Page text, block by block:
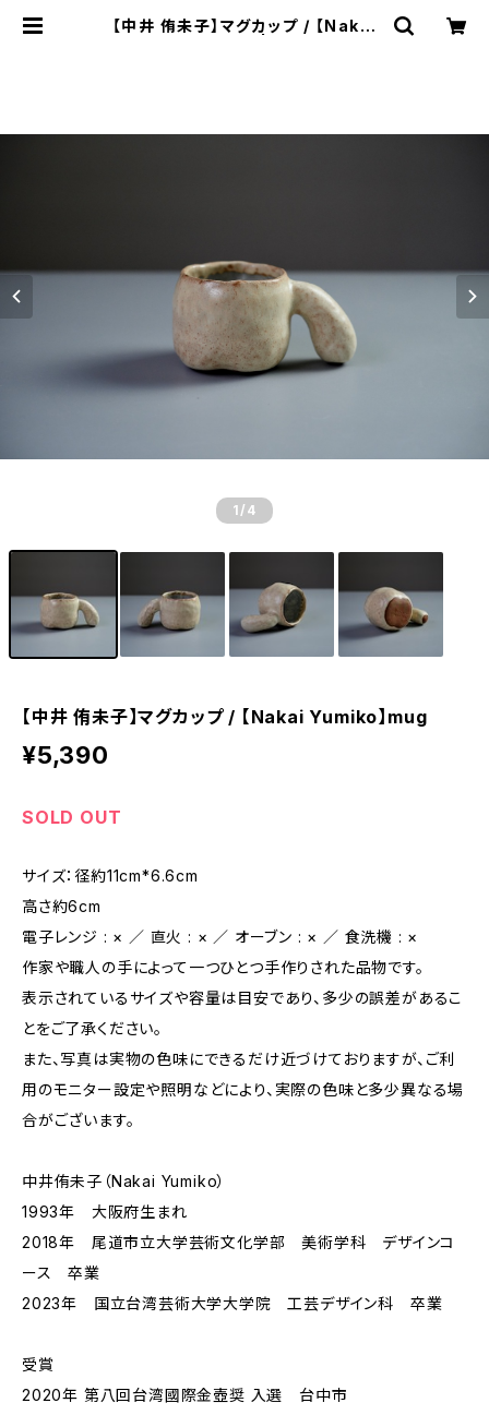
【中井 侑未子】マグカップ / 【Nakai
1 /4
【中井 侑未子】マグカップ / 【Nakai Yumiko】mug
¥5,390
SOLD OUT
サイズ：径約11cm*6.6cm
高さ約6cm
電子レンジ : × ／ 直火 : × ／ オーブン : × ／ 食洗機 : ×
作家や職人の手によって一つひとつ手作りされた品物です。
表示されているサイズや容量は目安であり、多少の誤差があるこ
とをご了承ください。
また、写真は実物の色味にできるだけ近づけておりますが、ご利
用のモニター設定や照明などにより、実際の色味と多少異なる場
合がございます。
中井侑未子（Nakai Yumiko）
1993年 大阪府生まれ
2018年 尾道市立大学芸術文化学部 美術学科 デザインコ
ース 卒業
2023年 国立台湾芸術大学大学院 工芸デザイン科 卒業
受賞
2020年 第八回台湾國際金壺奨 入選 台中市